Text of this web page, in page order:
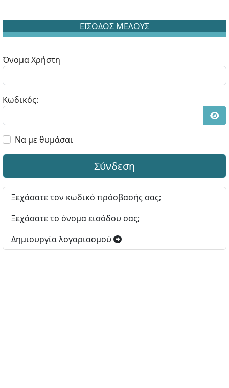
ΕΙΣΟΔΟΣ ΜΕΛΟΥΣ
Όνομα Χρήστη
Κωδικός:
Να με θυμάσαι
Σύνδεση
Ξεχάσατε τον κωδικό πρόσβασής σας;
Ξεχάσατε το όνομα εισόδου σας;
Δημιουργία λογαριασμού